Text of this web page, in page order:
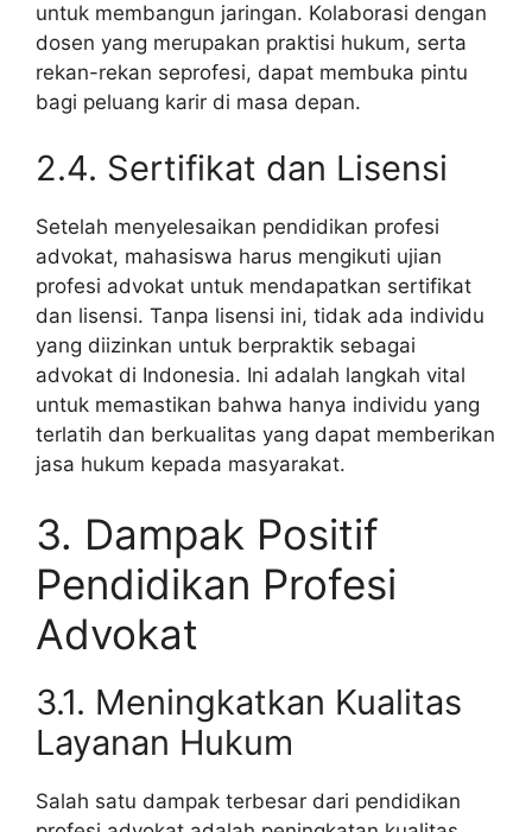
untuk membangun jaringan. Kolaborasi dengan
dosen yang merupakan praktisi hukum, serta
rekan-rekan seprofesi, dapat membuka pintu
bagi peluang karir di masa depan.
2.4. Sertifikat dan Lisensi
Setelah menyelesaikan pendidikan profesi
advokat, mahasiswa harus mengikuti ujian
profesi advokat untuk mendapatkan sertifikat
dan lisensi. Tanpa lisensi ini, tidak ada individu
yang diizinkan untuk berpraktik sebagai
advokat di Indonesia. Ini adalah langkah vital
untuk memastikan bahwa hanya individu yang
terlatih dan berkualitas yang dapat memberikan
jasa hukum kepada masyarakat.
3. Dampak Positif
Pendidikan Profesi
Advokat
3.1. Meningkatkan Kualitas
Layanan Hukum
Salah satu dampak terbesar dari pendidikan